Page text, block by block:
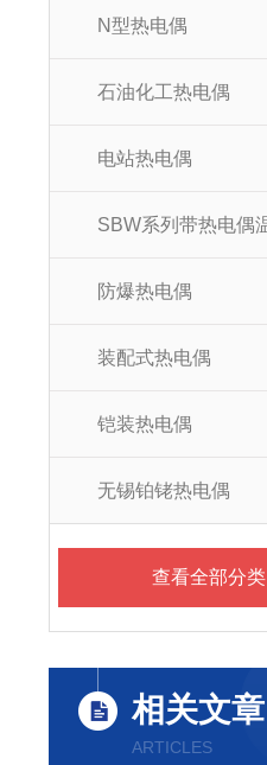
N型热电偶
石油化工热电偶
电站热电偶
防爆热电偶
装配式热电偶
铠装热电偶
无锡铂铑热电偶
查看全部分类
相关文章
ARTICLES